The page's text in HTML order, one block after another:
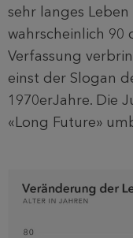
sehr langes
wahrscheinlich 90
Verfassung
einst der Slogan
1970erJahre. Die
«Long Future»